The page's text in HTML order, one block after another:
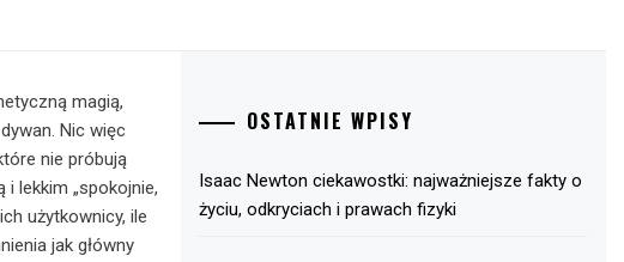
magią,
Nic więc
nie próbują
lekkim „spokojnie,
użytkownicy, ile
jak główny
OSTATNIE WPISY
Isaac Newton ciekawostki: najważniejsze fakty o
życiu, odkryciach i prawach fizyki